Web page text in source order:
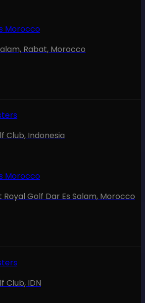
Morocco
Rabat, Morocco
Club, Indonesia
Morocco
Golf Dar Es Salam, Morocco
Club, IDN